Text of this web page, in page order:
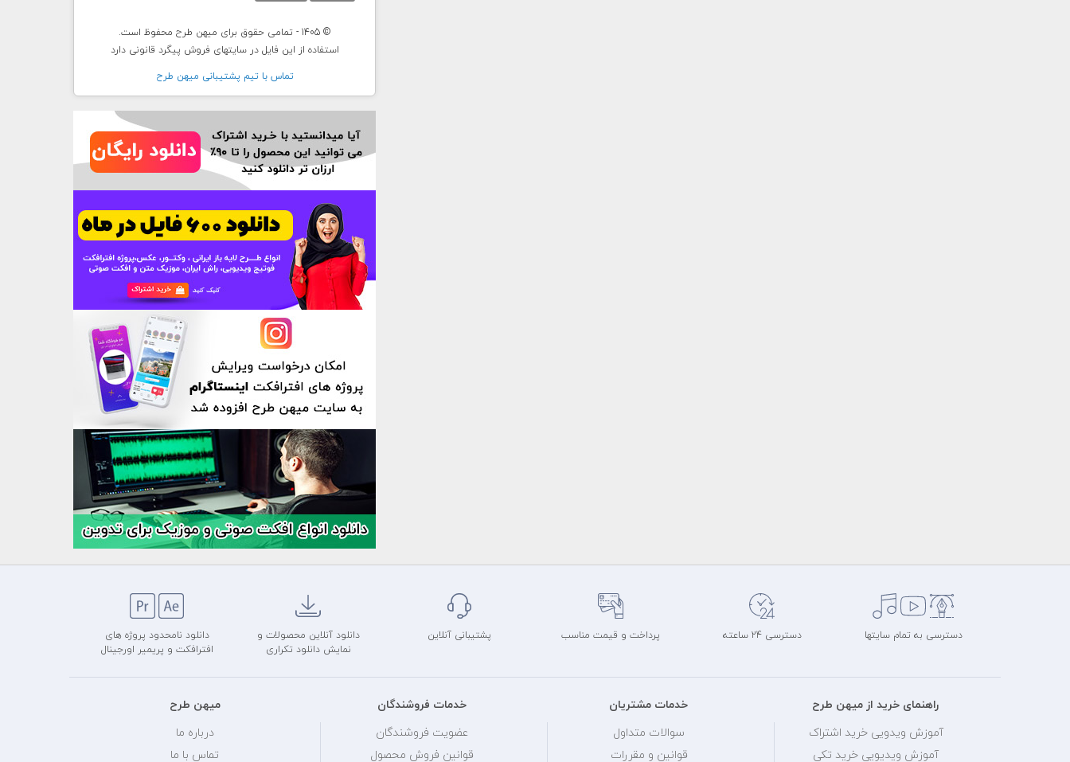
© 1405 - تمامی حقوق برای میهن طرح محفوظ است.
استفاده از این فایل در سایتهای فروش پیگرد قانونی دارد
تماس با تيم پشتيبانی ميهن طرح
دسترسی به تمام سایتها دسترسی 24 ساعته پرداخت و قیمت مناسب پشتیبانی آنلاین
دانلود آنلاین محصولات و
نمایش دانلود تکراری
دانلود نامحدود پروژه های
افترافکت و پریمیر اورجینال
راهنمای خرید از میهن طرح
آموزش ویدویی خرید اشتراک
آموزش ویدیویی خرید تکی
خدمات مشتریان
سوالات متداول
قوانین و مقررات
خدمات فروشندگان
عضویت فروشندگان
قوانین فروش محصول
میهن طرح
درباره ما
تماس با ما